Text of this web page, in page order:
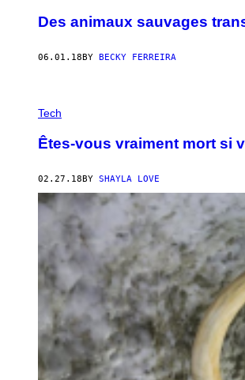
Des animaux sauvages
06.01.18 BY BECKY FERREIRA
Tech
Êtes-vous vraiment mort si
02.27.18BY SHAYLA LOVE